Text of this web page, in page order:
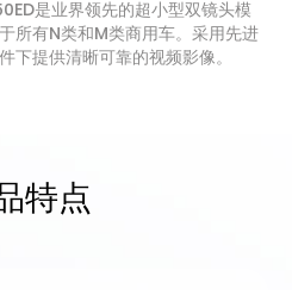
是业界领先的超小型双镜头模
所有N类和M类商用车。采用先进
下提供清晰可靠的视频影像。
特点